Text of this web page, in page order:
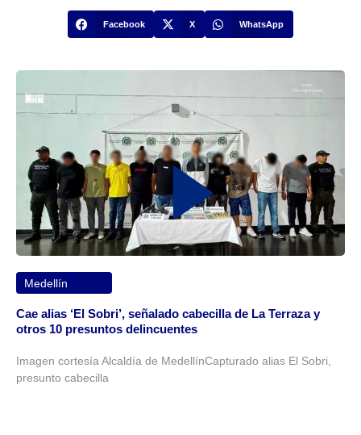
Facebook X WhatsApp
Medellín
Cae alias ‘El Sobri’, señalado cabecilla de La Terraza y
otros 10 presuntos delincuentes
Imagen cortesía Alcaldía de MedellínCapturado alias El Sobri,
presunto cabecilla